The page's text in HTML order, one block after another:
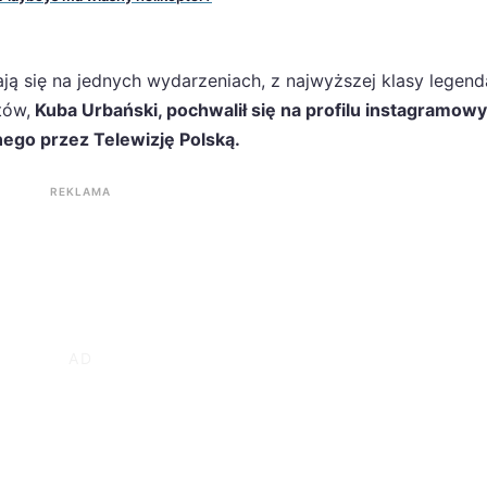
się na jednych wydarzeniach, z najwyższej klasy
Kuba Urbański, pochwalił się na profilu
przez Telewizję Polską.
REKLAMA